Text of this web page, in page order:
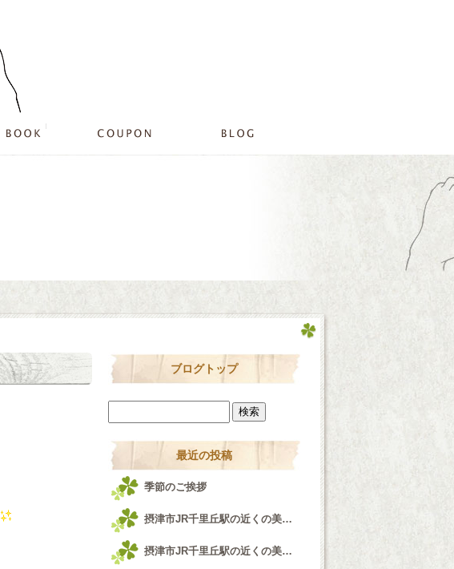
ブログトップ
最近の投稿
季節のご挨拶
摂津市JR千里丘駅の近くの美容室airfeel千里丘店♪
摂津市JR千里丘駅の近くの美容室airfeel千里丘店！！！